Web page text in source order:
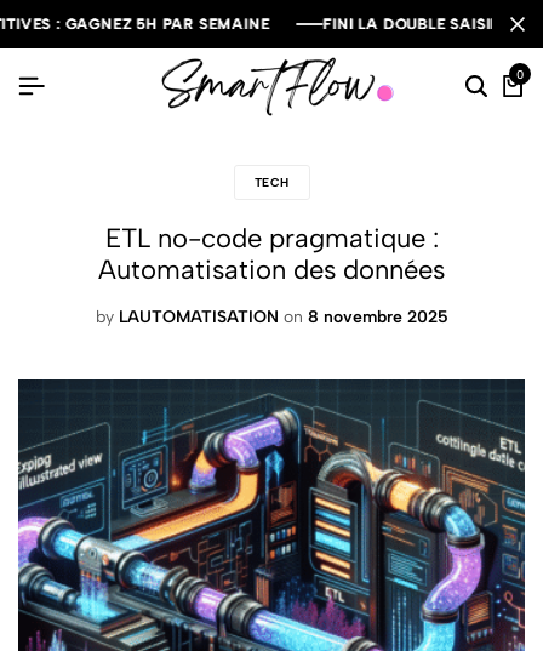
: GAGNEZ 5H PAR SEMAINE FINI LA DOUBLE SAISIE :
: GAGNEZ 5H PAR SEMAINE FINI LA DOUBLE SAISIE :
: GAGNEZ 5H PAR SEMAINE FINI LA DOUBLE SAISIE :
0
TECH
ETL no-code pragmatique :
Automatisation des données
by LAUTOMATISATION on 8 novembre 2025